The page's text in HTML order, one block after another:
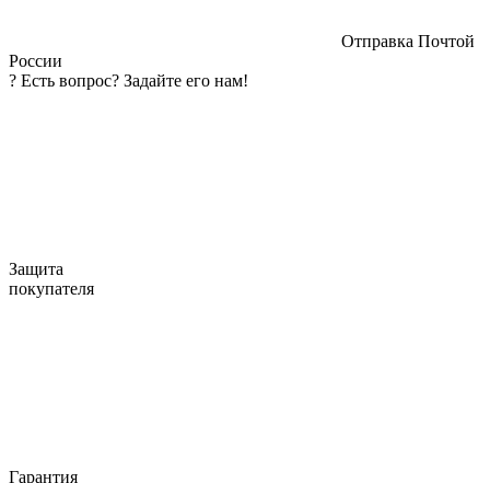
Отправка Почтой
России
? Есть вопрос? Задайте его нам!
Защита
покупателя
Гарантия